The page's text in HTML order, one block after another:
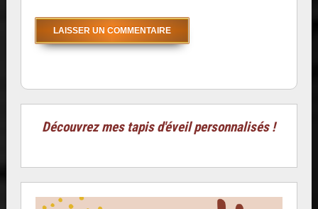
Découvrez mes tapis d'éveil personnalisés !